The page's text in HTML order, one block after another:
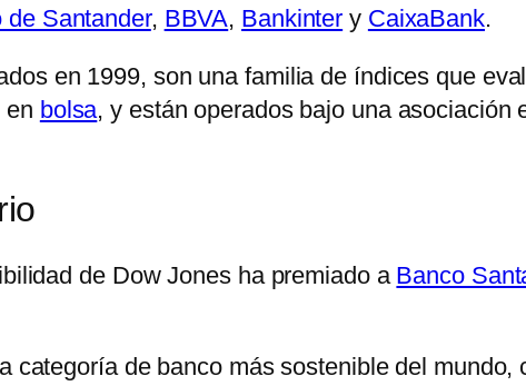
de Santander, BBVA, Bankinter y CaixaBank.
en 1999, son una familia de índices que
en bolsa, y están operados bajo una asociación
de Dow Jones ha premiado a Banco
categoría de banco más sostenible del mundo,